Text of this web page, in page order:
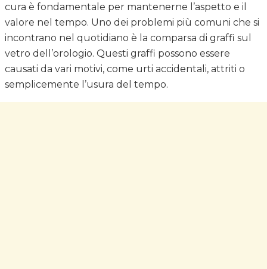
cura è fondamentale per mantenerne l’aspetto e il
valore nel tempo. Uno dei problemi più comuni che si
incontrano nel quotidiano è la comparsa di graffi sul
vetro dell’orologio. Questi graffi possono essere
causati da vari motivi, come urti accidentali, attriti o
semplicemente l’usura del tempo.